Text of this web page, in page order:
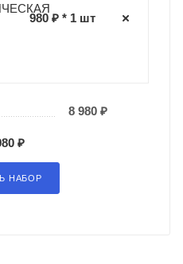
980 ₽ * 1 шт
8 980 ₽
₽
НАБОР